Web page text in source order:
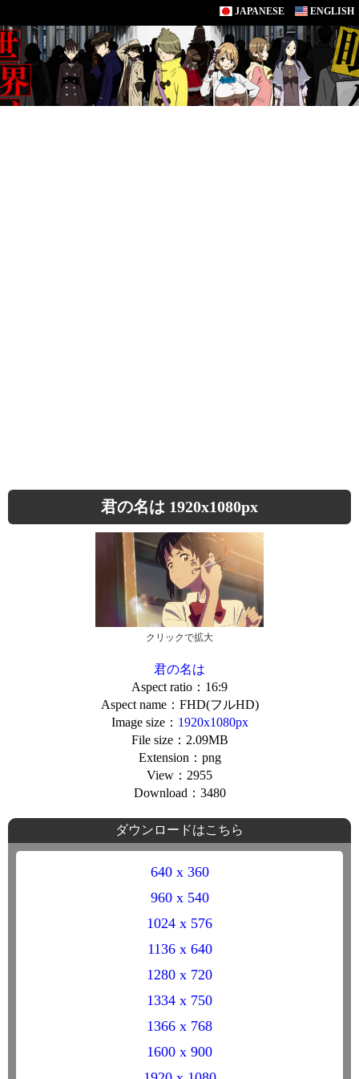
JAPANESE ENGLISH
君の名は 1920x1080px
クリックで拡大
君の名は
Aspect ratio：16:9
Aspect name：FHD(フルHD)
Image size： 1920x1080px
File size：2.09MB
Extension：png
View：2955
Download：3480
ダウンロードはこちら
640 x 360
960 x 540
1024 x 576
1136 x 640
1280 x 720
1334 x 750
1366 x 768
1600 x 900